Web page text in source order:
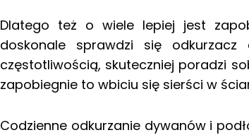
Dlatego też o wiele lepiej jest
doskonale sprawdzi się
częstotliwością, skuteczniej poradzi
zapobiegnie to wbiciu się sierści w
Codzienne odkurzanie dywanów i